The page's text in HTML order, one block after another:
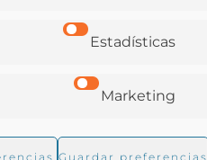
Estadísticas
Marketing
Guardar preferencias
mangla.-Negrilla, tizne,
generales.